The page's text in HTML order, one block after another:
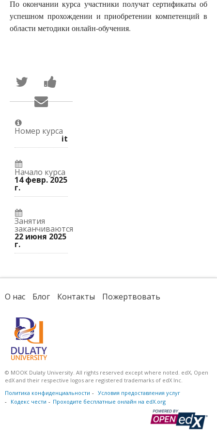
По окончании курса участники получат сертификаты об
успешном прохождении и приобретении компетенций в
области методики онлайн-обучения.
Написать
Твиттер
отом,
вы
присоединились
этому
Facebook
записи
накурс.
Сообщить
по
электронной
что
вы
записались
на
Номер курса
it
Начало курса
14 февр. 2025
г.
Занятия
заканчиваются
22 июня 2025
г.
О нас Блог Контакты Пожертвовать
© МООК Dulaty University. All rights reserved except where noted. edX, Open
edX and their respective logos are registered trademarks of edX Inc.
Политика конфиденциальности
Условия предоставления услуг
Кодекс чести
Проходите бесплатные онлайн на edX.org